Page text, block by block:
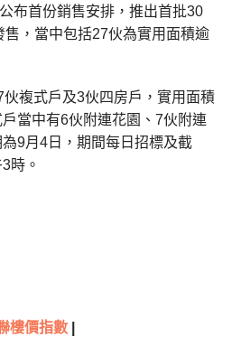
布首份銷售安排，推出首批30
，當中包括27伙為實用面積逾
複式戶及3伙四房戶，實用面積
當中有6伙附連花園、7伙附連
9月4日，期間每日招標及截
時。
樓價指數|